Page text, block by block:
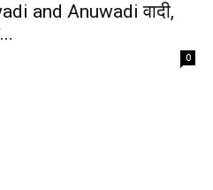
and Anuwadi वादी,
0